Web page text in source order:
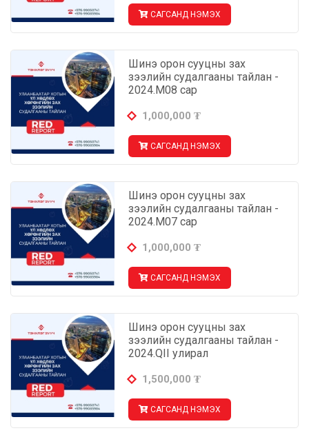
САГСАНД НЭМЭХ
Шинэ орон сууцны зах
зээлийн судалгааны тайлан -
2024.М08 сар
1,000,000 ₮
САГСАНД НЭМЭХ
Шинэ орон сууцны зах
зээлийн судалгааны тайлан -
2024.М07 сар
1,000,000 ₮
САГСАНД НЭМЭХ
Шинэ орон сууцны зах
зээлийн судалгааны тайлан -
2024.QII улирал
1,500,000 ₮
САГСАНД НЭМЭХ